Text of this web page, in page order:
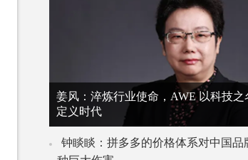
姜风：淬炼行业使命，AWE 以科技之
定义时代
钟睒睒：拼多多的价格体系对中国品